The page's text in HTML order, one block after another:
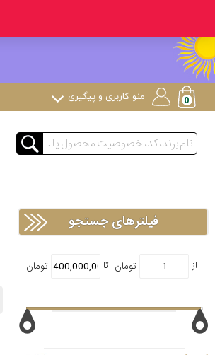
منو کاربری و پیگیری
فیلترهای جستجو